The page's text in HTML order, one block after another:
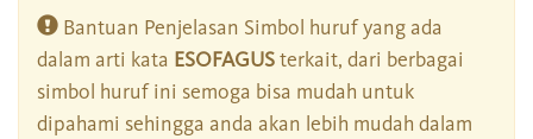
Bantuan Penjelasan Simbol huruf yang ada
dalam arti kata ESOFAGUSterkait, dari berbagai
simbol huruf ini semoga bisa mudah untuk
dipahami sehingga anda akan lebih mudah dalam